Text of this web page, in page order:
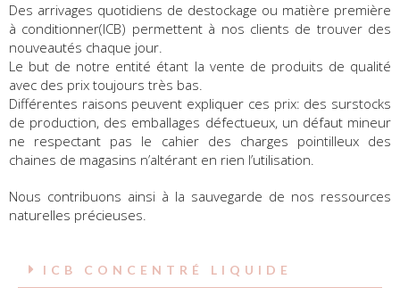
Des arrivages quotidiens de destockage ou matière première
à conditionner(ICB) permettent à nos clients de trouver des
nouveautés chaque jour.
Le but de notre entité étant la vente de produits de qualité
avec des prix toujours très bas.
Différentes raisons peuvent expliquer ces prix: des surstocks
de production, des emballages défectueux, un défaut mineur
ne respectant pas le cahier des charges pointilleux des
chaines de magasins n’altérant en rien l’utilisation.
Nous contribuons ainsi à la sauvegarde de nos ressources
naturelles précieuses.
ICB CONCENTRÉ LIQUIDE